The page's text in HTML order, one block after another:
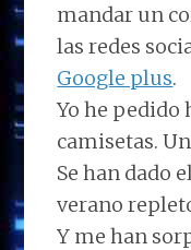
mandar un
las redes
Google plus.
Yo he pedido
camisetas.
Se han dado
verano
Y me han